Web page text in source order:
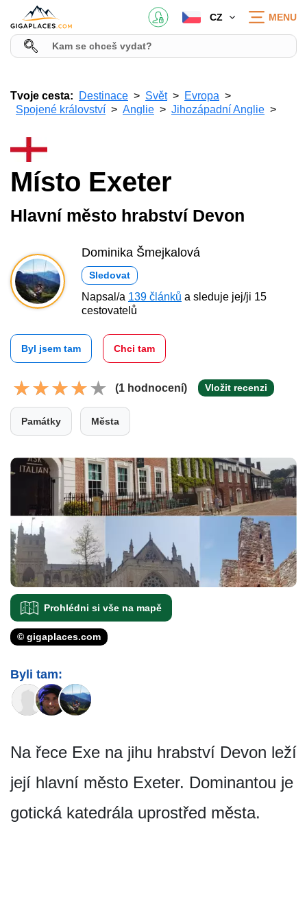
CZ MENU
Tvoje cesta: Destinace Svět
Evropa
Spojené království
Anglie Jihozápadní Anglie
Místo Exeter
Hlavní město hrabství Devon
Dominika Šmejkalová
Sledovat
Napsal/a 139 článků a sleduje jej/ji 15
cestovatelů
Byl jsem tam Chci tam
(1 hodnocení) Vložit recenzi
Památky Města
Prohlédni si vše na mapě
© gigaplaces.com
Byli tam:
Na řece Exe na jihu hrabství Devon leží
její hlavní město Exeter. Dominantou je
gotická katedrála uprostřed města.